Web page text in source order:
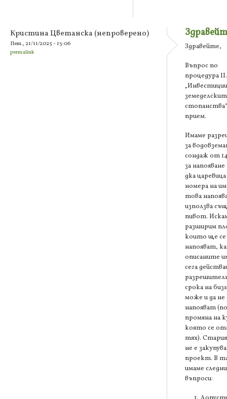
Кристина Цветанска (непроверено)
Пет., 21/11/2025 - 13:06
permalink
Здравейте,
Въпрос по
процедура
прием.
Имаме
за
сондаж от
за
дка
номера на
това
използва
пивот.
разширим
които ще се
напояват,
описаните
сега
срока на
може и да не
напояват
промяна на
която се
тях).
не е
проект. В
имаме
въпроси: